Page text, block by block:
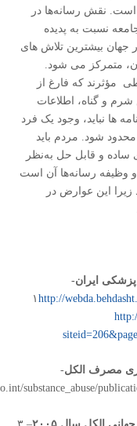
نقش رسانه‌ها در
نسبت به پدیده
بیشترین تلاش های
متمرکز می شود.
مؤثرند که فارغ از
و گناه، اطلاعات
ها نباید، وجود یک فرد
شود. مردم باید
ساده و قابل حل به‌نظر
وظیفه رسانه‌ها آن است
زیرا این عوارض در
ایران-
۱http://
مصرف الکل-
substance_abuse/